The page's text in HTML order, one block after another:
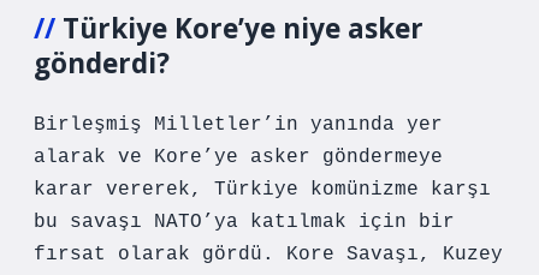
Türkiye Kore’ye niye asker
gönderdi?
Birleşmiş Milletler’in yanında yer
alarak ve Kore’ye asker göndermeye
karar vererek, Türkiye komünizme karşı
bu savaşı NATO’ya katılmak için bir
fırsat olarak gördü. Kore Savaşı, Kuzey